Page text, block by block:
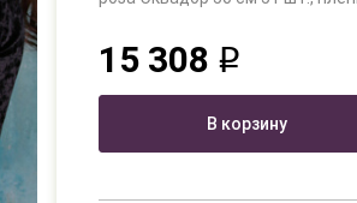
15 308 q
В корзину